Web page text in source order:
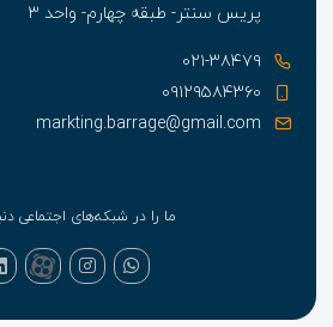
پریس سنتر- طبقه چهارم- واحد ۳
۰۲۱-۳۸۴۷۹
۰۹۱۲۹۵۸۴۳۶۰
markting.barrage@gmail.com
ما را در شبکه‌های اجتماعی